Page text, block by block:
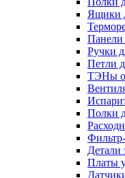
Ящики
Панели
Ручки
Петли
ТЭНы
Полки
Детали
Платы